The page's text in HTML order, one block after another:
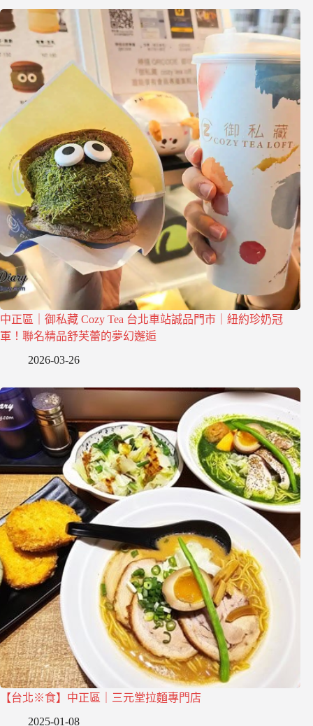
中正區｜御私藏 Cozy Tea 台北車站誠品門市｜紐約珍奶冠
軍！聯名精品舒芙蕾的夢幻邂逅
2026-03-26
【台北※食】中正區｜三元堂拉麵專門店
2025-01-08